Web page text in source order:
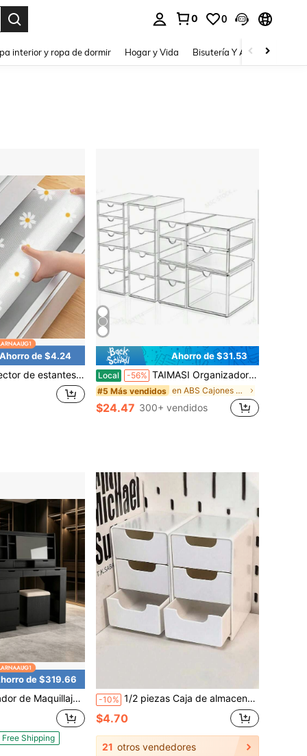
0 0
interior y ropa de dormir Hogar y Vida Bisutería Y Accesorios
Ahorro de $4.24
sin adhesivo, antideslizante, para cajones y refrigerador. Impermeable, lavable, con estampado floral. Fácil de cortar e instalar. Ideal para despensa, baño y oficina.
Ahorro de $31.53
Local -56% TAIMASI Organizador de cajones de maquillaje con 16 cajones, juego de 4 organizadores de escritorio de acrílico, organizador de cajones a prueba de polvo para oficina, encimera, baño, dormitorio y dormitorio escolar.
#5 Más vendidos en ABS Cajones de almacenamiento
$24.47 300+ vendidos
de $319.66
Mesa de Tocador Moderna de 120cm con Espejo Giratorio, Estación de Belleza Ahorradora de Espacio para Dormitorio o Vestidor – Construcción Sólida Resistente de 84kg
Free Shipping
-10% 1/2 piezas Caja de almacenamiento de 3 niveles con cajones, Adecuada para almacenar joyas, accesorios para el cabello, aretes y otros artículos pequeños, Caja de almacenamiento de joyas, Caja de almacenamiento de maquillaje con cajones, Organización de escritorio, Organizador de escritorio y cajones del hogar, Adecuada para la temporada de regreso a la escuela.
$4.70
21 otros vendedores